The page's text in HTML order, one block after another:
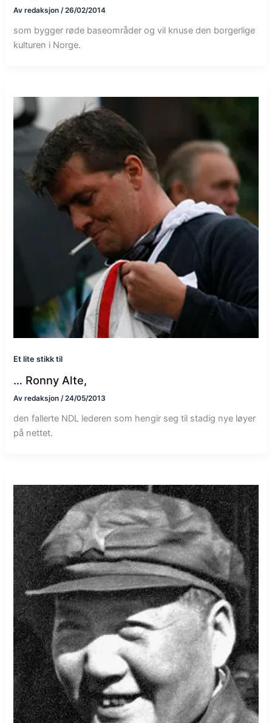
Av redaksjon/26/02/2014
som bygger røde baseområder og vil knuse den borgerlige
kulturen i Norge.
Et lite stikk til
… Ronny Alte,
Av redaksjon/24/05/2013
den fallerte NDL lederen som hengir seg til stadig nye løyer
på nettet.